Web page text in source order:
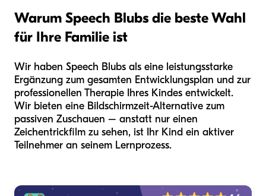
Warum Speech Blubs die beste Wahl
für Ihre Familie ist
Wir haben Speech Blubs als eine leistungsstarke
Ergänzung zum gesamten Entwicklungsplan und zur
professionellen Therapie Ihres Kindes entwickelt.
Wir bieten eine Bildschirmzeit-Alternative zum
passiven Zuschauen – anstatt nur einen
Zeichentrickfilm zu sehen, ist Ihr Kind ein aktiver
Teilnehmer an seinem Lernprozess.